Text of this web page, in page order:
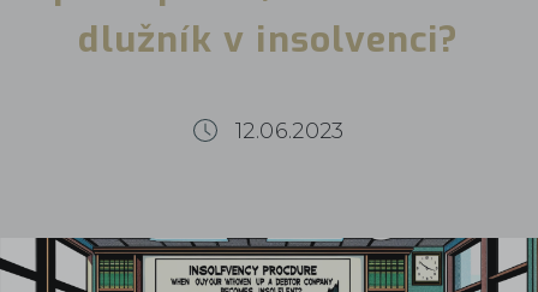
dlužník v insolvenci?
12.06.2023